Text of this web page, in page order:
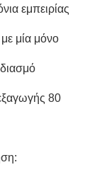
εμπειρίας
μία μόνο
80